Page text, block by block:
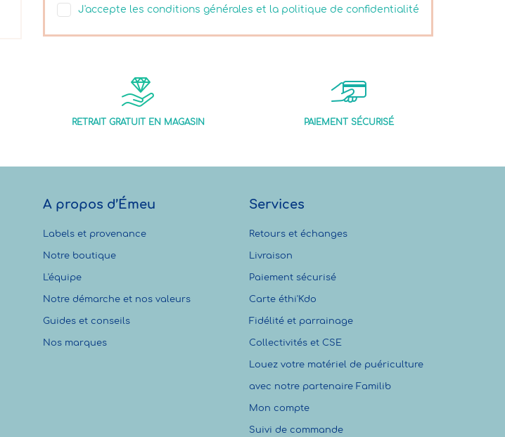
J'accepte les conditions générales et la politique de confidentialité
RETRAIT GRATUIT EN MAGASIN PAIEMENT SÉCURISÉ
A propos d’Émeu
Labels et provenance
Notre boutique
L'équipe
Notre démarche et nos valeurs
Guides et conseils
Nos marques
Services
Retours et échanges
Livraison
Paiement sécurisé
Carte éthi'Kdo
Fidélité et parrainage
Collectivités et CSE
Louez votre matériel de puériculture
avec notre partenaire Familib
Mon compte
Suivi de commande